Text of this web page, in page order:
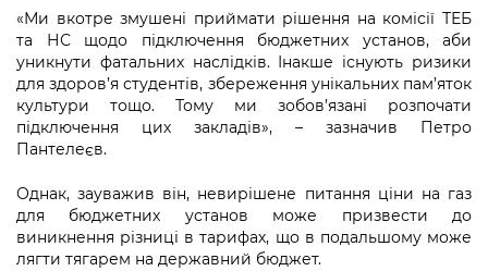
Київська міська військова адміністрація
«Ми вкотре змушені приймати рішення на комісії ТЕБ
та НС щодо підключення бюджетних установ, аби
уникнути фатальних наслідків. Інакше існують ризики
для здоров’я студентів, збереження унікальних пам’яток
культури тощо. Тому ми зобов’язані розпочати
підключення цих закладів», – зазначив Петро
Пантелеєв.
Однак, зауважив він, невирішене питання ціни на газ
для бюджетних установ може призвести до
виникнення різниці в тарифах, що в подальшому може
лягти тягарем на державний бюджет.